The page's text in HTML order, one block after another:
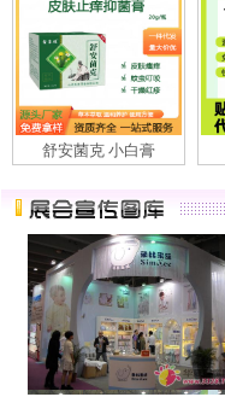
舒安菌克 小白膏